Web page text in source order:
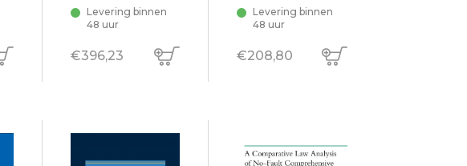
Een
interpretatieve
Levering binnen
48 uur
€396,23
Levering binnen
48 uur
€208,80